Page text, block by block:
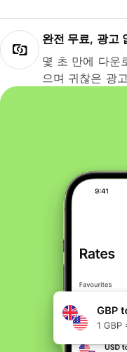
완전 무료, 광고
몇 초 만에 다운
으며 귀찮은 광